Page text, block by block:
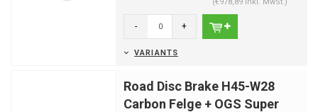
- +
VARIANTS
Road Disc Brake H45-W28
Carbon Felge + OGS Super